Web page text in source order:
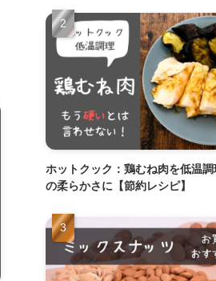
ホットクック：鶏むね肉を低温調
の柔らかさに【節約レシピ】